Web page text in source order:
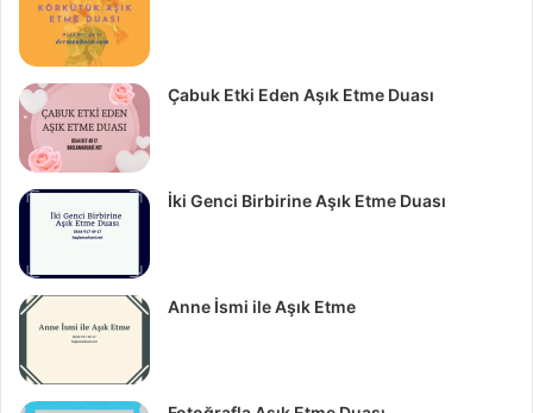
Çabuk Etki Eden Aşık Etme Duası
İki Genci Birbirine Aşık Etme Duası
Anne İsmi ile Aşık Etme